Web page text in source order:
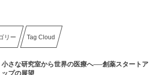
リー Tag Cloud
小さな研究室から世界の医療へ──創薬スタートア
ップの展望